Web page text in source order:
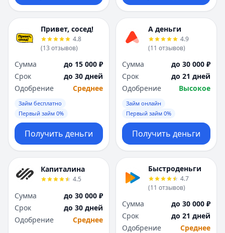
Привет, сосед!
4.8
(13 отзывов)
Сумма
до 15 000 ₽
Срок
до 30 дней
Одобрение
Среднее
Займ бесплатно
Первый займ 0%
Получить деньги
А деньги
4.9
(11 отзывов)
Сумма
до 30 000 ₽
Срок
до 21 дней
Одобрение
Высокое
Займ онлайн
Первый займ 0%
Получить деньги
Капиталина
4.5
Сумма
до 30 000 ₽
Срок
до 30 дней
Одобрение
Среднее
Быстроденьги
4.7
(11 отзывов)
Сумма
до 30 000 ₽
Срок
до 21 дней
Одобрение
Среднее